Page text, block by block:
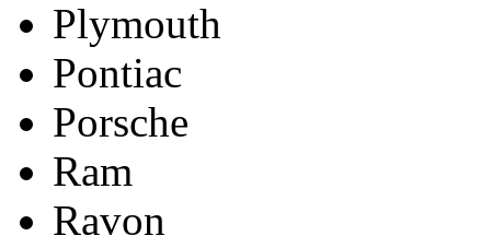
Plymouth
Pontiac
Porsche
Ram
Ravon